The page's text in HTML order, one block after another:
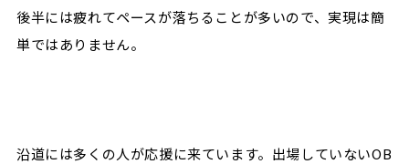
後半には疲れてペースが落ちることが多いので、実現は簡
単ではありません。
沿道には多くの人が応援に来ています。出場していないOB